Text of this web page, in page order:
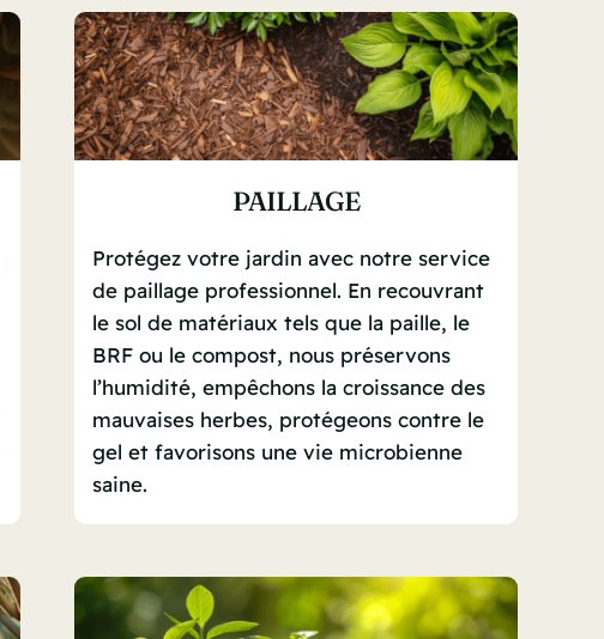
PAILLAGE
Protégez votre jardin avec notre service
de paillage professionnel. En recouvrant
le sol de matériaux tels que la paille, le
BRF ou le compost, nous préservons
l’humidité, empêchons la croissance des
mauvaises herbes, protégeons contre le
gel et favorisons une vie microbienne
saine.